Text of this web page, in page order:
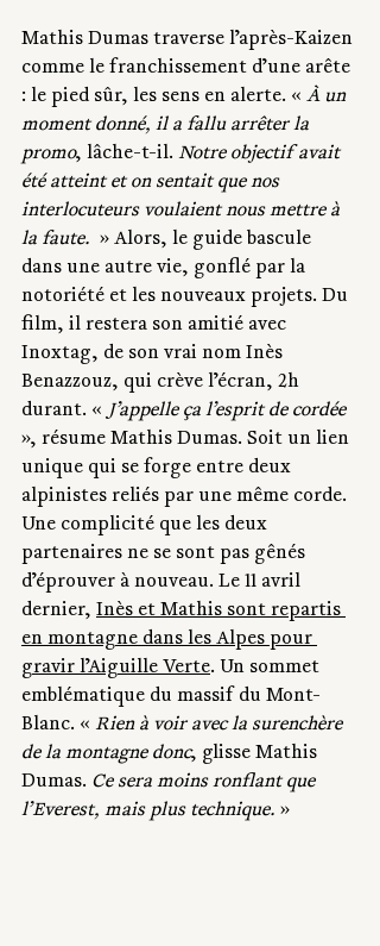
Mathis Dumas traverse l’après-Kaizen
comme le franchissement d’une arête
: le pied sûr, les sens en alerte. « À un
moment donné, il a fallu arrêter la
promo, lâche-t-il. Notre objectif avait
été atteint et on sentait que nos
interlocuteurs voulaient nous mettre à
la faute. » Alors, le guide bascule
dans une autre vie, gonflé par la
notoriété et les nouveaux projets. Du
film, il restera son amitié avec
Inoxtag, de son vrai nom Inès
Benazzouz, qui crève l’écran, 2h
durant. « J’appelle ça l’esprit de cordée
», résume Mathis Dumas. Soit un lien
unique qui se forge entre deux
alpinistes reliés par une même corde.
Une complicité que les deux
partenaires ne se sont pas gênés
d’éprouver à nouveau. Le 11 avril
dernier, Inès et Mathis sont repartis
en montagne dans les Alpes pour
gravir l’Aiguille Verte. Un sommet
emblématique du massif du Mont-
Blanc. « Rien à voir avec la surenchère
de la montagne donc, glisse Mathis
Dumas. Ce sera moins ronflant que
l’Everest, mais plus technique. »